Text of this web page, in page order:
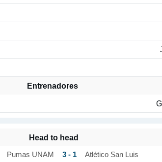
Entrenadores
Head to head
Pumas UNAM 3 - 1 Atlético San Luis